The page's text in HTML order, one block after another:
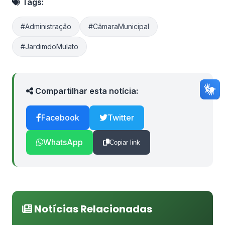
#Administração #CâmaraMunicipal
#JardimdoMulato
Compartilhar esta notícia:
Facebook Twitter
WhatsApp Copiar link
Notícias Relacionadas